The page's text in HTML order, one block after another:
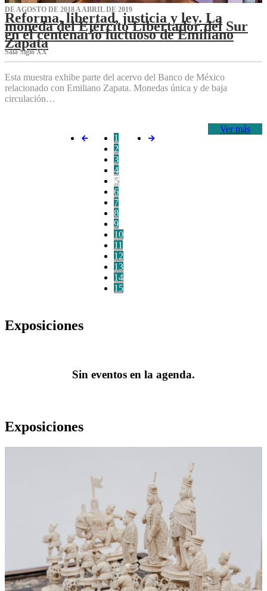
DE AGOSTO DE 2018 A ABRIL DE 2019
Reforma, libertad, justicia y ley. La
moneda del Ejército Libertador del Sur
en el centenario luctuoso de Emiliano
Zapata
Sala Siglo XX
Esta muestra exhibe parte del acervo del Banco de México
relacionado con Emiliano Zapata. Monedas única y de baja
circulación…
Ver más
1
2
3
4
5
6
7
8
9
10
11
12
13
14
15
Exposiciones
Sin eventos en la agenda.
Exposiciones